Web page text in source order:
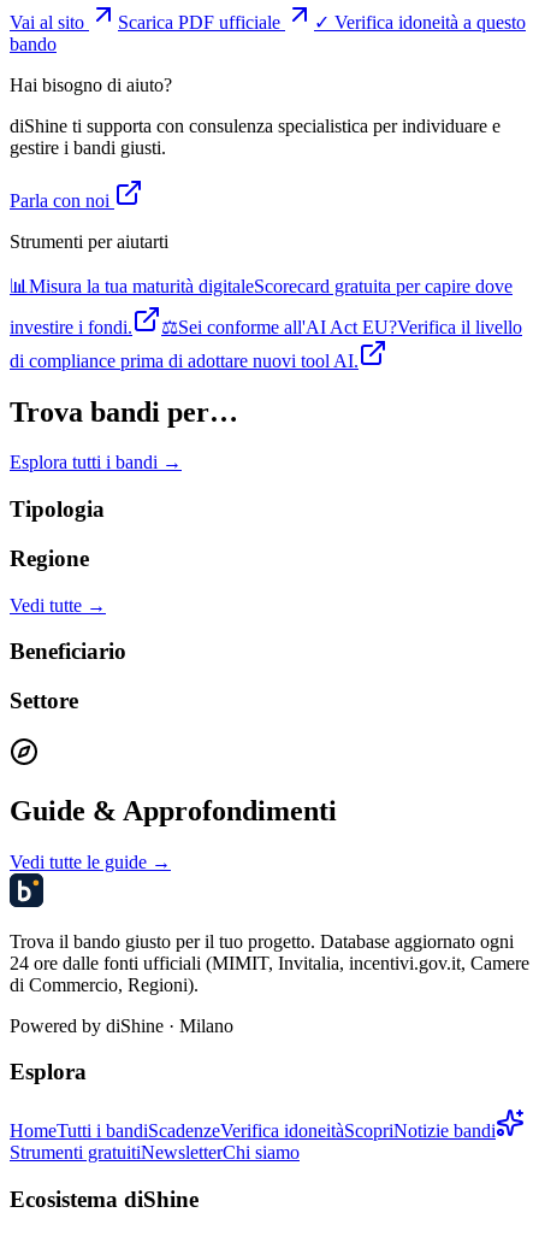
Vai al sito
Scarica PDF ufficiale
✓ Verifica idoneità a questo
bando
Hai bisogno di aiuto?
diShine ti supporta con consulenza specialistica per individuare e
gestire i bandi giusti.
Parla con noi
Strumenti per aiutarti
📊 Misura la tua maturità digitaleScorecard gratuita per capire dove
investire i fondi.
⚖️Sei conforme all'AI Act EU?Verifica il livello
di compliance prima di adottare nuovi tool AI.
Trova bandi per…
Esplora tutti i bandi →
Tipologia
Regione
Vedi tutte →
Beneficiario
Settore
Guide & Approfondimenti
Vedi tutte le guide →
Trova il bando giusto per il tuo progetto. Database aggiornato ogni
24 ore dalle fonti ufficiali (MIMIT, Invitalia, incentivi.gov.it, Camere
di Commercio, Regioni).
Powered by diShine · Milano
Esplora
HomeTutti i bandiScadenzeVerifica idoneitàScopriNotizie bandi
Strumenti gratuitiNewsletterChi siamo
Ecosistema diShine